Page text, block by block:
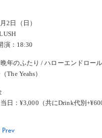
2日（日）
演：18:30
晩年のふたり / ハローエンドロー
The Yeahs）
日：¥3,000（共にDrink代別
Previous
Prev